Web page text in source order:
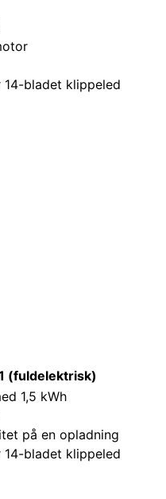
14-bladet klippeled
(fuldelektrisk)
1,5 kWh
på en opladning
14-bladet klippeled